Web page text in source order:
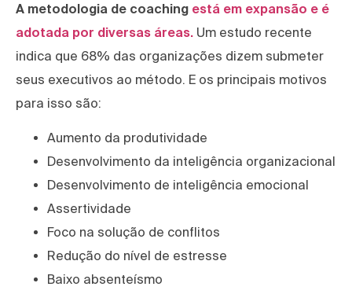
A metodologia de coaching está em expansão e é
adotada por diversas áreas. Um estudo recente
indica que 68% das organizações dizem submeter
seus executivos ao método. E os principais motivos
para isso são:
Aumento da produtividade
Desenvolvimento da inteligência organizacional
Desenvolvimento de inteligência emocional
Assertividade
Foco na solução de conflitos
Redução do nível de estresse
Baixo absenteísmo